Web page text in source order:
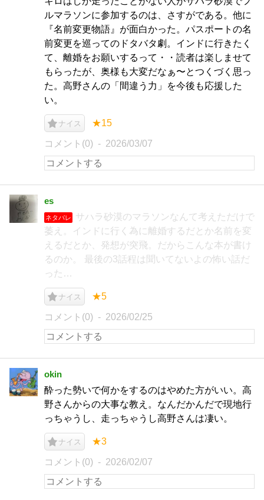
ルマラソンに参加するのは、さすがである。他に
『名前変更物語』が面白かった。パスポートの名
前変更を巡ってのドタバタ劇。インドに行きたく
て、離婚をお願いするって・・読者は楽しませて
もらったが、奥様も大変だなぁ〜とつくづく思っ
た。高野さんの「間違う力」を今後も応援した
い。
ナイス ★15
コメント(0) 2026/03/07
es
ネタバレ
サハラ砂漠のマラソンなんて考えただけで
萎え。インドに行く為に離婚するだとか名前を変
えるだとか、発想が突飛。だからこんな本が書け
るのか。 最後の3話程は聞いてないよの怖い話だ
った…
ナイス ★5
コメント(0) 2026/02/25
okin
酔った勢いで何かをするのはやめた方がいい。高
野さんからの大事な教え。なんだかんだで現地行
っちゃうし、走っちゃうし高野さんは凄い。
ナイス ★3
コメント(0) 2026/02/07